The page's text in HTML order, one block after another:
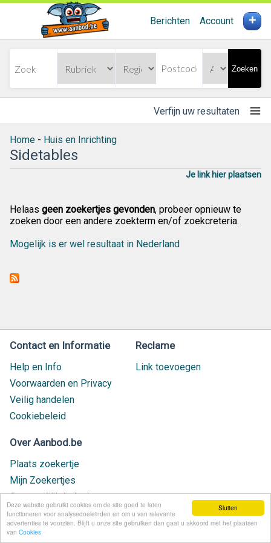
Sluiten
Deze website gebruikt cookies om de site goed te laten
functioneren voor analysedoeleinden en om u van relevante
advertenties te voorzien. Blijft u onze site gebruiken dan gaat u akkoord met het plaatsen
van Cookies
Berichten Account +
Zoeken
Verfijn uw resultaten
Home - Huis en Inrichting
Sidetables
Je link hier plaatsen
Helaas geen zoekertjes gevonden, probeer opnieuw te
zoeken door een andere zoekterm en/of zoekcreteria.
Mogelijk is er wel resultaat in Nederland
Contact en Informatie
Help en Info
Voorwaarden en Privacy
Veilig handelen
Cookiebeleid
Reclame
Link toevoegen
Over Aanbod.be
Plaats zoekertje
Mijn Zoekertjes
Contact / Helpdesk
Nieuw geplaatst